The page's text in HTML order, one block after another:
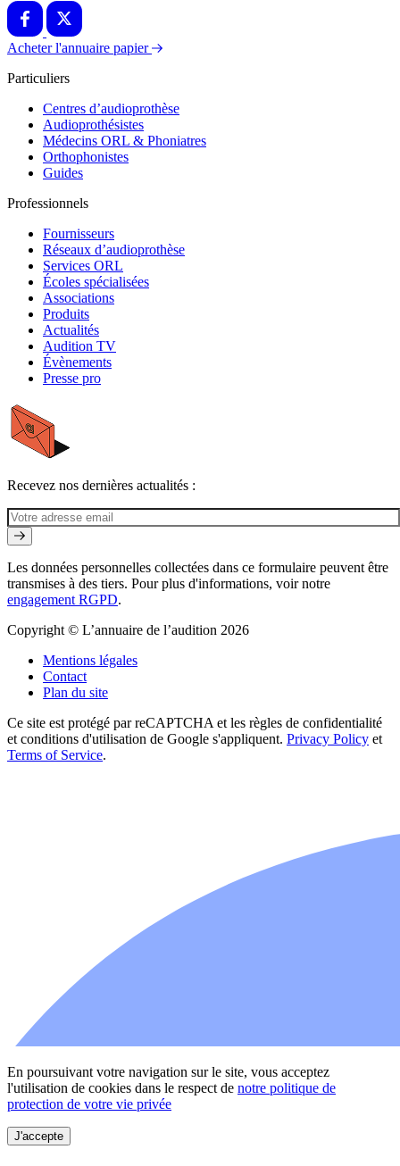
Acheter l'annuaire papier
Particuliers
Centres d’audioprothèse
Audioprothésistes
Médecins ORL & Phoniatres
Orthophonistes
Guides
Professionnels
Fournisseurs
Réseaux d’audioprothèse
Services ORL
Écoles spécialisées
Associations
Produits
Actualités
Audition TV
Évènements
Presse pro
Recevez nos dernières actualités :
Les données personnelles collectées dans ce formulaire peuvent être
transmises à des tiers. Pour plus d'informations, voir notre
engagement RGPD.
Copyright © L’annuaire de l’audition 2026
Mentions légales
Contact
Plan du site
Ce site est protégé par reCAPTCHA et les règles de confidentialité
et conditions d'utilisation de Google s'appliquent. Privacy Policy et
Terms of Service.
En poursuivant votre navigation sur le site, vous acceptez
l'utilisation de cookies dans le respect de notre politique de
protection de votre vie privée
J'accepte